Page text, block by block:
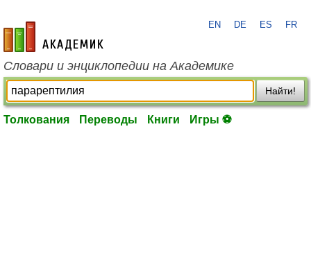
academic.ru
EN DE ES FR
Словари и энциклопедии на Академике
Найти!
Толкования Переводы Книги Игры ⚽